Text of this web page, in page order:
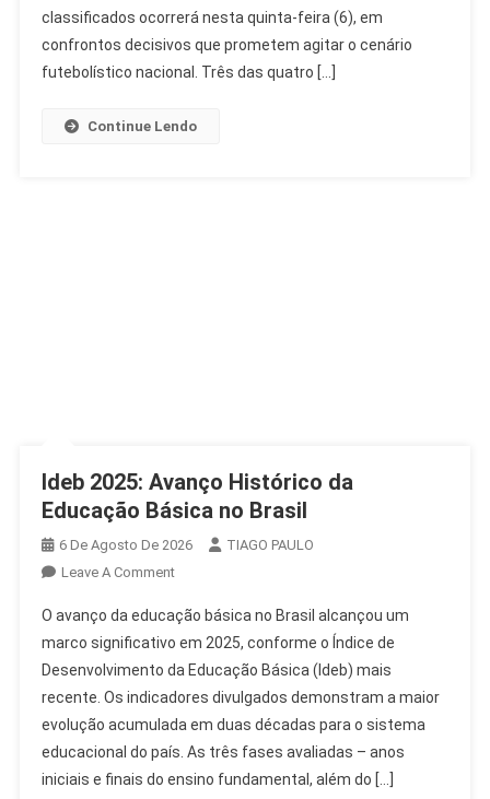
Final
Podem
Ser
classificados ocorrerá nesta quinta-feira (6), em
confrontos decisivos que prometem agitar o cenário
futebolístico nacional. Três das quatro […]
Continue Lendo
Ideb 2025: Avanço Histórico da
Educação Básica no Brasil
6 De Agosto De 2026
TIAGO PAULO
Leave A CommentOn
2025:
Avanço
Histórico
Da
Educação
Básica
O avanço da educação básica no Brasil alcançou um
marco significativo em 2025, conforme o Índice de
Desenvolvimento da Educação Básica (Ideb) mais
recente. Os indicadores divulgados demonstram a maior
evolução acumulada em duas décadas para o sistema
educacional do país. As três fases avaliadas – anos
iniciais e finais do ensino fundamental, além do […]